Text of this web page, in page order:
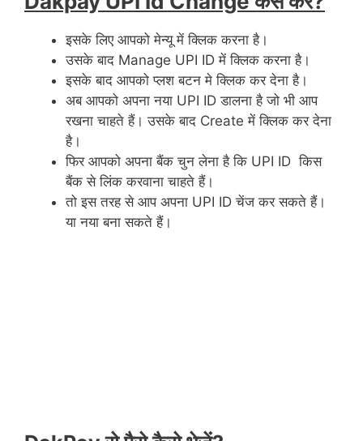
इसके लिए आपको मेन्यू में क्लिक करना है।
उसके बाद Manage UPI ID में क्लिक करना है।
इसके बाद आपको प्लश बटन मे क्लिक कर देना है।
अब आपको अपना नया UPI ID डालना है जो भी आप
रखना चाहते हैं। उसके बाद Create में क्लिक कर देना
है।
फिर आपको अपना बैंक चुन लेना है कि UPI ID किस
बैंक से लिंक करवाना चाहते हैं।
तो इस तरह से आप अपना UPI ID चेंज कर सकते हैं।
या नया बना सकते हैं।